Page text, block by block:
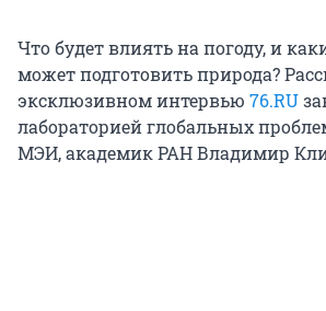
Что будет влиять на погоду, и
может подготовить природа?
эксклюзивном интервью 76.RU
лабораторией глобальных
МЭИ, академик РАН Владимир